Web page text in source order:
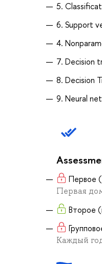
5.
6. Support
4.
7. Decision
8. Decision
9. Neural
Первое
Первая
Второе
Каждый